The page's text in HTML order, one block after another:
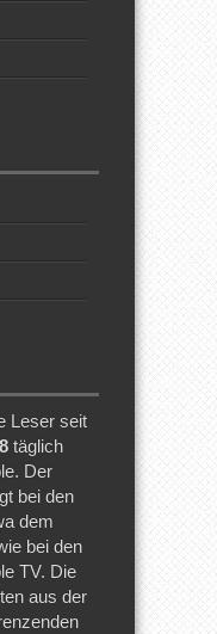
Leser seit
täglich
Der
bei den
dem
bei den
TV. Die
aus der